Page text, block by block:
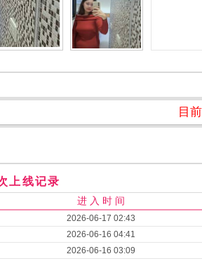
目
上线记录
进 入 时 间
2026-06-17 02:43
2026-06-16 04:41
2026-06-16 03:09